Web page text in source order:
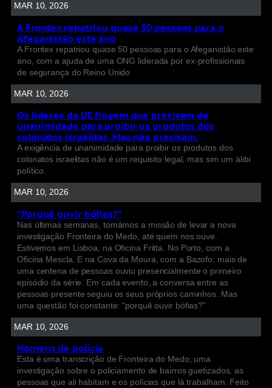
MAR 10, 2026
A Frontex repatriou quase 50 pessoas para o
Afeganistão este ano
A Frontex repatriou quase 50 pessoas para o Afeganistão este
ano, com a ajuda de uma ONG liderada por ex-profissionais
de segurança do Reino Unido
MAR 10, 2026
Os líderes da UE fingem que precisam de
unanimidade para proibir os produtos dos
colonatos israelitas. Mas não precisam.
A exigência de unanimidade para proibir os produtos dos
colonatos israelitas não é um requisito legal, mas sim um álibi
político.
MAR 10, 2026
“Porquê ouvir bófias?”
Nas últimas semanas, tomámos a missão de levar a nova
investigação Fronteira do Medo, até quem nos ouve.
Estivemos em Lisboa, na Oficina Fritta. No Porto, com a
Oficina Mescla. E na Cova da Moura, com a Bazofo: mais de
uma centena de pessoas ouviu presencialmente o primeiro
episódio da série. Em cada evento, a conversa entre as
pessoas presente seguiu os seus próprios caminhos. Mas
uma questão foi constante: “porquê ouvir bófias?”
MAR 10, 2026
Homens de polícia
Esta é uma transcrição de Fronteira do Medo, uma
investigação sobre o policiamento de bairros guetizados, as
pessoas que ali habitam e os polícias que lá trabalham. Feito